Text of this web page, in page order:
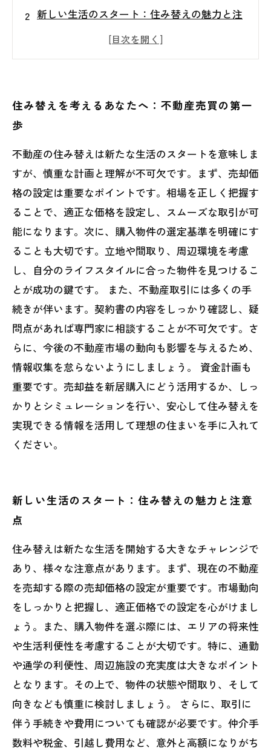
新しい生活のスタート：住み替えの魅力と注
売却価格の設定：成功する住み替えの鍵
不動産市場の動向を読む：未来を見据えた住
み替え計画
住み替え成功の秘訣：知識を身につけて理想
の住まいを手に入れよう
住み替えを考えるあなたへ：不動産売買の第一
歩
不動産の住み替えは新たな生活のスタートを意味しま
すが、慎重な計画と理解が不可欠です。まず、売却価
格の設定は重要なポイントです。相場を正しく把握す
ることで、適正な価格を設定し、スムーズな取引が可
能になります。次に、購入物件の選定基準を明確にす
ることも大切です。立地や間取り、周辺環境を考慮
し、自分のライフスタイルに合った物件を見つけるこ
とが成功の鍵です。 また、不動産取引には多くの手
続きが伴います。契約書の内容をしっかり確認し、疑
問点があれば専門家に相談することが不可欠です。さ
らに、今後の不動産市場の動向も影響を与えるため、
情報収集を怠らないようにしましょう。 資金計画も
重要です。売却益を新居購入にどう活用するか、しっ
かりとシミュレーションを行い、安心して住み替えを
実現できる情報を活用して理想の住まいを手に入れて
ください。
新しい生活のスタート：住み替えの魅力と注意
点
住み替えは新たな生活を開始する大きなチャレンジで
あり、様々な注意点があります。まず、現在の不動産
を売却する際の売却価格の設定が重要です。市場動向
をしっかりと把握し、適正価格での設定を心がけまし
ょう。また、購入物件を選ぶ際には、エリアの将来性
や生活利便性を考慮することが大切です。特に、通勤
や通学の利便性、周辺施設の充実度は大きなポイント
となります。その上で、物件の状態や間取り、そして
向きなども慎重に検討しましょう。 さらに、取引に
伴う手続きや費用についても確認が必要です。仲介手
数料や税金、引越し費用など、意外と高額になりがち